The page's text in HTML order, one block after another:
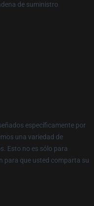
de suministro
específicamente por
una variedad de
Esto no es sólo para
para que usted comparta su